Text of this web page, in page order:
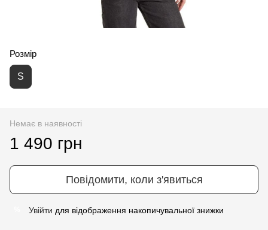
Розмір
S
Немає в наявності
1 490 грн
Повідомити, коли з'явиться
Увійти для відображення накопичувальної знижки